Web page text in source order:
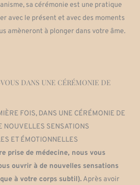
sa cérémonie est une pratique
avec le présent et avec des moments
amèneront à plonger dans votre âme.
DANS UNE CÉRÉMONIE DE
FOIS, DANS UNE CÉRÉMONIE DE
NOUVELLES SENSATIONS
ET ÉMOTIONNELLES
prise de médecine, nous vous
ouvrir à de nouvelles sensations
à votre corps subtil). Après avoir